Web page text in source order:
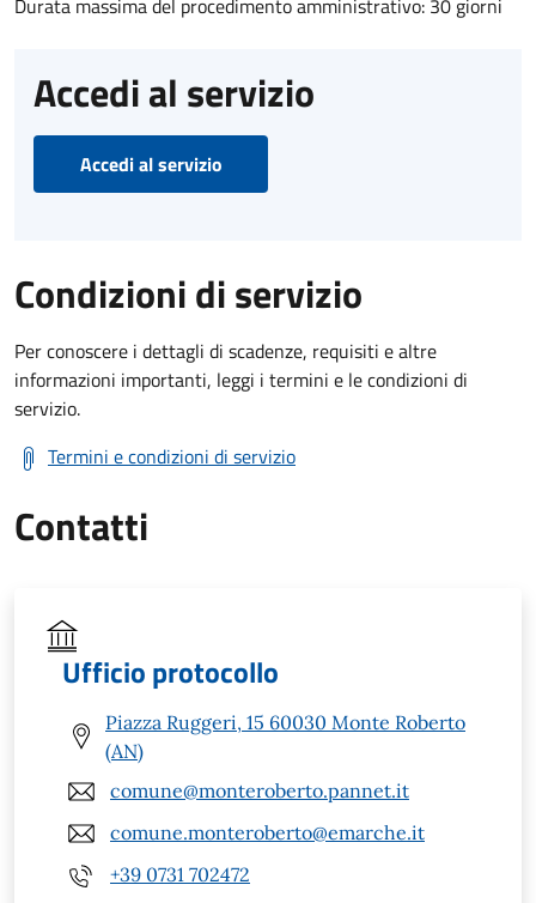
Accedi al servizio
Accedi al servizio
Condizioni di servizio
Per conoscere i dettagli di scadenze, requisiti e altre
informazioni importanti, leggi i termini e le condizioni di
servizio.
Termini e condizioni di servizio
Contatti
Ufficio protocollo
Piazza Ruggeri, 15 60030 Monte Roberto
(AN)
comune@monteroberto.pannet.it
comune.monteroberto@emarche.it
+39 0731 702472